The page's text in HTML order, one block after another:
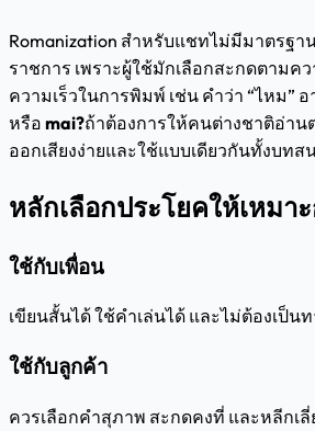
Romanization สำหรับแชทไม่มีมาตรฐา
ราชการ เพราะผู้ใช้มักเลือกสะกดตามค
ความเร็วในการพิมพ์ เช่น คำว่า “ไหม”
หรือ mai?ถ้าต้องการให้คนต่างชาติอ่าน
ออกเสียงง่ายและใช้แบบเดียวกันทั้งบทส
หลักเลือกประโยคให้เหม
ใช้กับเพื่อน
เขียนสั้นได้ ใช้คำเล่นได้ และไม่ต้องเป็น
ใช้กับลูกค้า
ควรเลือกคำสุภาพ สะกดคงที่ และหลีกเ